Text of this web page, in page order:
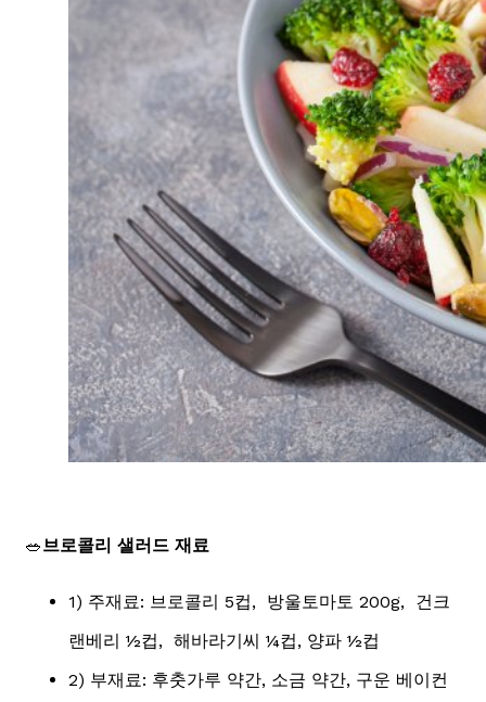
🥗브로콜리 샐러드 재료
1) 주재료: 브로콜리 5컵, 방울토마토 200g, 건크
랜베리 ½컵, 해바라기씨 ¼컵, 양파 ½컵
2) 부재료: 후춧가루 약간, 소금 약간, 구운 베이컨